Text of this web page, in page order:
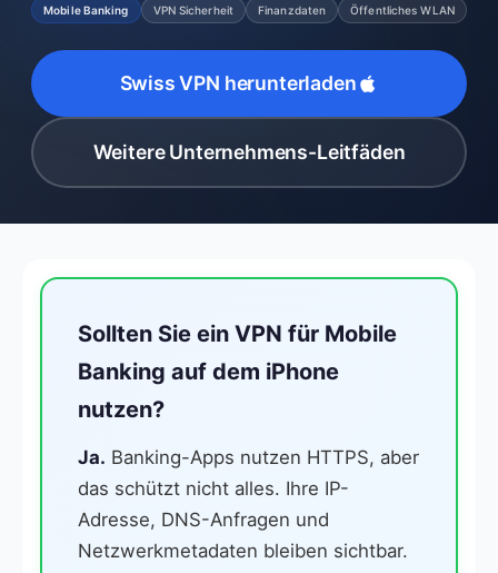
Mobile Banking VPN Sicherheit Finanzdaten Öffentliches WLAN
Swiss VPN herunterladen
Weitere Unternehmens-Leitfäden
Sollten Sie ein VPN für Mobile
Banking auf dem iPhone
nutzen?
Ja. Banking-Apps nutzen HTTPS, aber
das schützt nicht alles. Ihre IP-
Adresse, DNS-Anfragen und
Netzwerkmetadaten bleiben sichtbar.